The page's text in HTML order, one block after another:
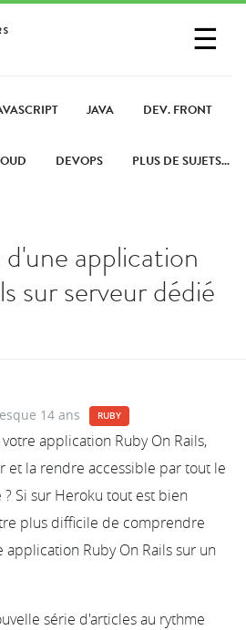
☰
UN LIENJAVA DEV. FRONT
DEVOPS PLUS DE SUJETS...
application
sur serveur dédié
14 ans RUBY
application Ruby On Rails,
et la rendre accessible par tout le
Si sur Heroku tout est bien
plus difficile de comprendre
Ruby On Rails sur un
série d'articles au rythme